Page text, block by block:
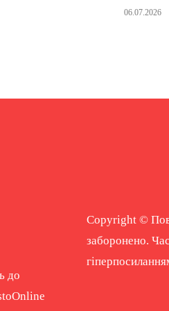
06.07.2026
до
Copyright ©
заборонено.